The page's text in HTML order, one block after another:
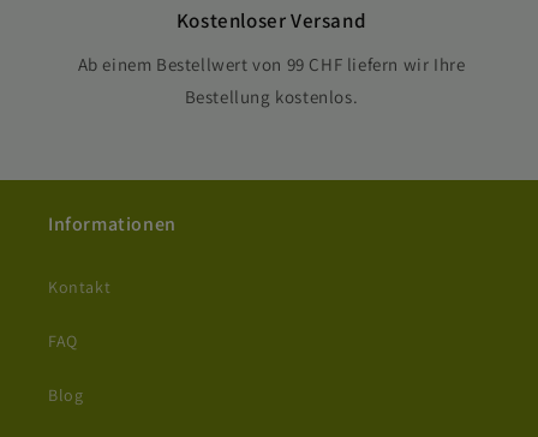
Kostenloser Versand
Ab einem Bestellwert von 99 CHF liefern wir Ihre
Bestellung kostenlos.
Informationen
Kontakt
FAQ
Blog